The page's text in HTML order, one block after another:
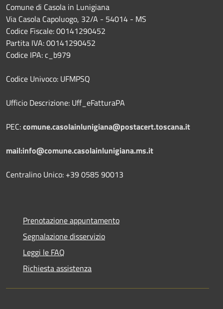
Comune di Casola in Lunigiana
Via Casola Capoluogo, 32/A - 54014 - MS
Codice Fiscale: 00141290452
Partita IVA: 00141290452
Codice IPA: c_b979
Codice Univoco: UFMPSQ
Ufficio Descrizione: Uff_eFatturaPA
PEC:comune.casolainlunigiana@postacert.toscana.it
mail:info@comune.casolainlunigiana.ms.it
Centralino Unico: +39 0585 90013
Prenotazione appuntamento
Segnalazione disservizio
Leggi le FAQ
Richiesta assistenza